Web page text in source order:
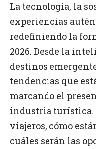
La tecnología, la
experiencias
redefiniendo la
2026. Desde la
destinos
tendencias que
marcando el
industria turística.
viajeros, cómo
cuáles serán las